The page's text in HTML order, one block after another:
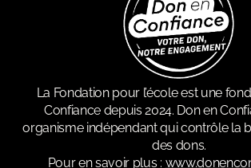
La Fondation pour l’école est une
Confiance depuis 2024. Don en
organisme indépendant qui contrôle la
des dons.
Pour en savoir plus :